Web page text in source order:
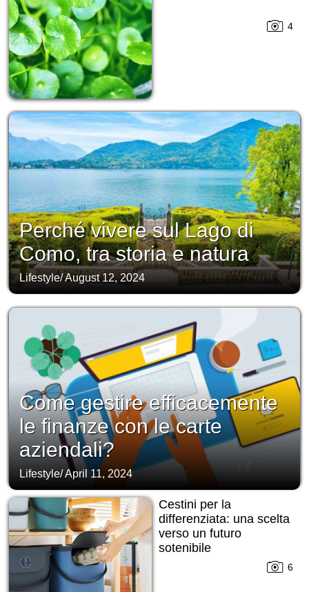
4
Perché vivere sul Lago di
Como, tra storia e natura
Lifestyle/August 12, 2024
Come gestire efficacemente
le finanze con le carte
aziendali?
Lifestyle/April 11, 2024
Cestini per la
differenziata: una scelta
verso un futuro
sotenibile
6